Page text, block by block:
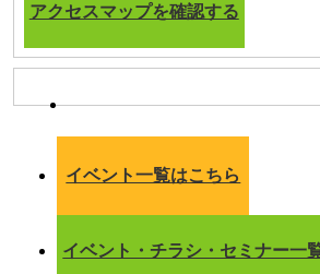
アクセスマップを確認する
イベント一覧はこちら
イベント・チラシ・セミナー一